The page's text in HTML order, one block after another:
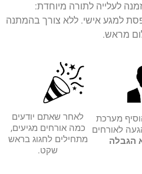
לעלייה לתורה מיוחדת:
למגע אישי. ללא צורך בהמתנה
מראש.
מערכת
לאורחים
הגבלה
לאחר שאתם יודעים
כמה אורחים מגיעים,
מתחילים לחגוג בראש
שקט.